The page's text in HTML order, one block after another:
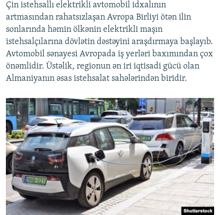
Çin istehsallı elektrikli avtomobil idxalının
artmasından rahatsızlaşan Avropa Birliyi ötən ilin
sonlarında həmin ölkənin elektrikli maşın
istehsalçılarına dövlətin dəstəyini araşdırmaya başlayıb.
Avtomobil sənayesi Avropada iş yerləri baxımından çox
önəmlidir. Üstəlik, regionun ən iri iqtisadi gücü olan
Almaniyanın əsas istehsalat sahələrindən biridir.